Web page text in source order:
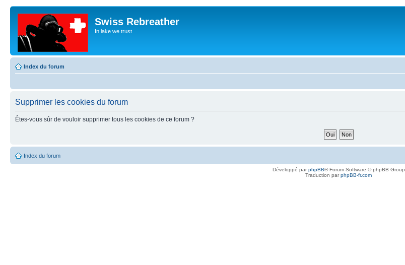
Swiss Rebreather
In lake we trust
Index du forum
Supprimer les cookies du forum
Êtes-vous sûr de vouloir supprimer tous les cookies de ce forum ?
Index du forum
Développé parphpBB® Forum Software © phpBB Group
Traduction parphpBB-fr.com